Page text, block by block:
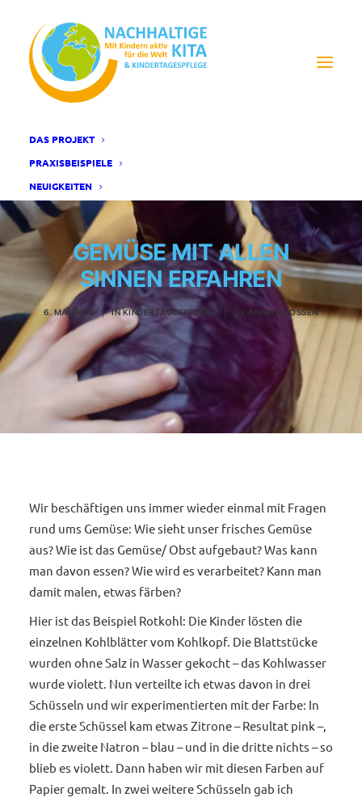
DAS PROJEKT
PRAXISBEISPIELE
NEUIGKEITEN
GEMÜSE MIT ALLEN
SINNEN ERFAHREN
6. MAI 2025 | INKINDERTAGESPFLEGE BY ANNIKA VOSSEN
Wir beschäftigen uns immer wieder einmal mit Fragen
rund ums Gemüse: Wie sieht unser frisches Gemüse
aus? Wie ist das Gemüse/ Obst aufgebaut? Was kann
man davon essen? Wie wird es verarbeitet? Kann man
damit malen, etwas färben?
Hier ist das Beispiel Rotkohl: Die Kinder lösten die
einzelnen Kohlblätter vom Kohlkopf. Die Blattstücke
wurden ohne Salz in Wasser gekocht – das Kohlwasser
wurde violett. Nun verteilte ich etwas davon in drei
Schüsseln und wir experimentierten mit der Farbe: In
die erste Schüssel kam etwas Zitrone – Resultat pink –,
in die zweite Natron – blau – und in die dritte nichts – so
blieb es violett. Dann haben wir mit diesen Farben auf
Papier gemalt. In zwei weitere Schüsseln gab ich